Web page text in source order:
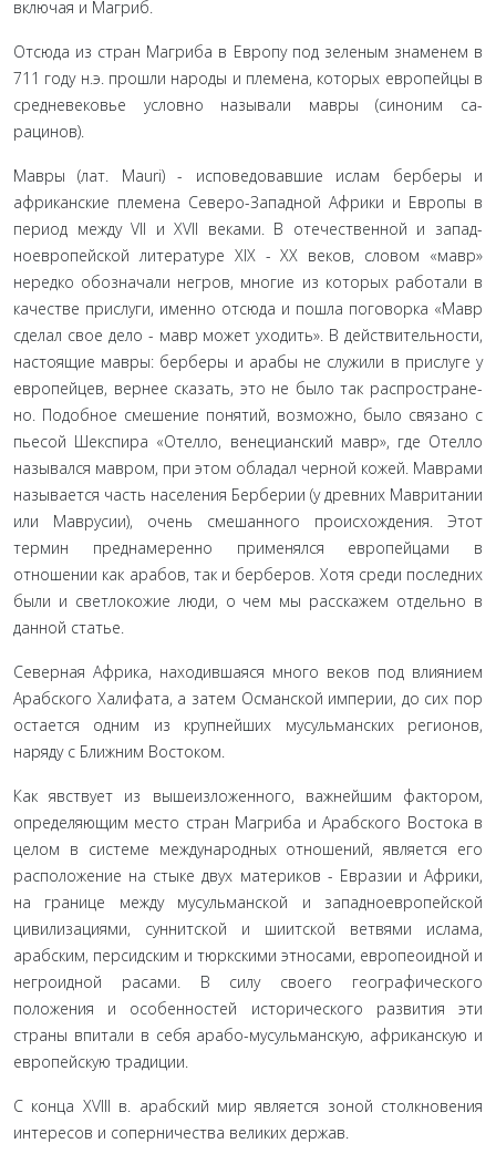
включая и Магриб.
Отсюда из стран Магриба в Европу под зеленым знаме­нем в
711 году н.э. прошли народы и племена, которых евро­пейцы в
средневековье условно называли мавры (синоним са-
рацинов).
Мавры (лат. Mauri) - исповедовавшие ислам берберы и
африканские племена Северо-Западной Африки и Европы в
период между VII и XVII веками. В отечественной и запад­
ноевропейской литературе XIX - XX веков, словом «мавр»
нередко обозначали негров, многие из которых работали в
качестве прислуги, именно отсюда и пошла поговорка «Мавр
сделал свое дело - мавр может уходить». В действительности,
настоящие мавры: берберы и арабы не служили в прислуге у
европейцев, вернее сказать, это не было так распростране­
но. Подобное смешение понятий, возможно, было связано с
пьесой Шекспира «Отелло, венецианский мавр», где Отелло
назывался мавром, при этом обладал черной кожей. Мавра­ми
называется часть населения Берберии (у древних Маври­тании
или Маврусии), очень смешанного происхождения. Этот
термин преднамеренно применялся европейцами в
отношении как арабов, так и берберов. Хотя среди последних
были и светлокожие люди, о чем мы расскажем отдельно в
данной статье.
Северная Африка, находившаяся много веков под влия­нием
Арабского Халифата, а затем Османской империи, до сих пор
остается одним из крупнейших мусульманских реги­онов,
наряду с Ближним Востоком.
Как явствует из вышеизложенного, важнейшим факто­ром,
определяющим место стран Магриба и Арабского Вос­тока в
целом в системе международных отношений, являет­ся его
расположение на стыке двух материков - Евразии и Африки,
на границе между мусульманской и западноевро­пейской
цивилизациями, суннитской и шиитской ветвями ислама,
арабским, персидским и тюркскими этносами, ев­ропеоидной и
негроидной расами. В силу своего географи­ческого
положения и особенностей исторического развития эти
страны впитали в себя арабо-мусульманскую, африкан­скую и
европейскую традиции.
С конца XVIII в. арабский мир является зоной столкно­вения
интересов и соперничества великих держав.